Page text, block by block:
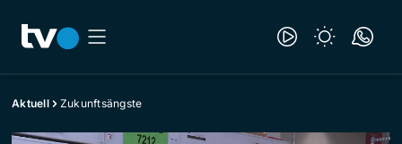
Aktuell Zukunftsängste